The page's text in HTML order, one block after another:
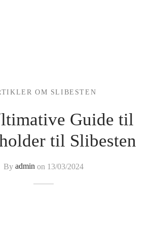
OM SLIBESTEN
Guide til
til Slibesten
By admin on 13/03/2024